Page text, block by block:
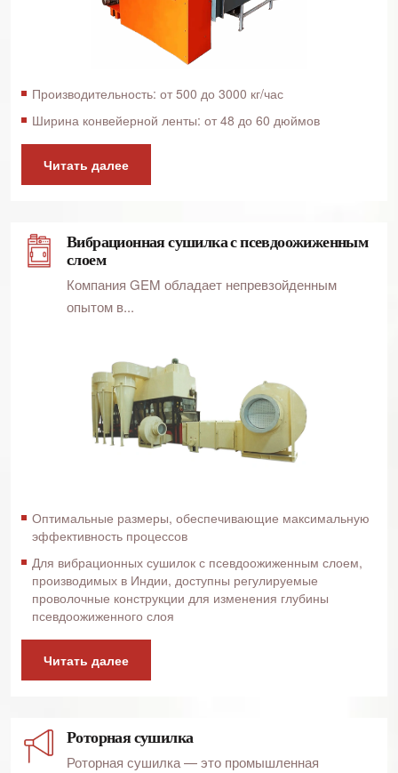
Производительность: от 500 до 3000 кг/час
Ширина конвейерной ленты: от 48 до 60 дюймов
Читать далее
Вибрационная сушилка с псевдоожиженным
слоем
Компания GEM обладает непревзойденным
опытом в...
Оптимальные размеры, обеспечивающие максимальную
эффективность процессов
Для вибрационных сушилок с псевдоожиженным слоем,
производимых в Индии, доступны регулируемые
проволочные конструкции для изменения глубины
псевдоожиженного слоя
Читать далее
Роторная сушилка
Роторная сушилка — это промышленная